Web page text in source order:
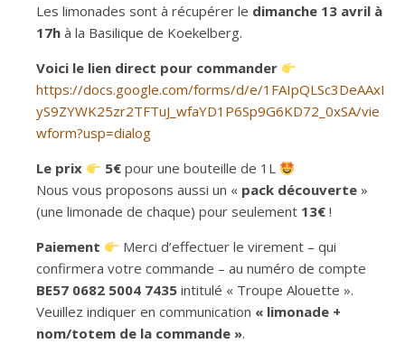
Les limonades sont à récupérer le dimanche 13 avril à
17h à la Basilique de Koekelberg.
Voici le lien direct pour commander
https://docs.google.com/forms/d/e/1FAIpQLSc3DeAAxI
yS9ZYWK25zr2TFTuJ_wfaYD1P6Sp9G6KD72_0xSA/vie
wform?usp=dialog
Le prix
5€pour une bouteille de 1L
Nous vous proposons aussi un « pack découverte »
(une limonade de chaque) pour seulement 13€ !
Paiement
Merci d’effectuer le virement – qui
confirmera votre commande – au numéro de compte
BE57 0682 5004 7435 intitulé « Troupe Alouette ».
Veuillez indiquer en communication « limonade +
nom/totem de la commande ».